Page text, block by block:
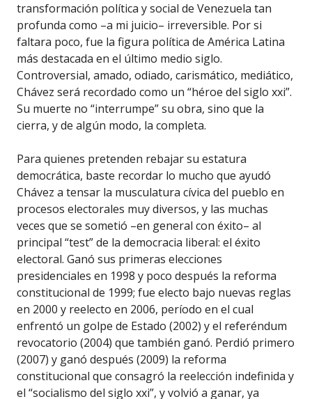
transformación política y social de Venezuela tan
profunda como –a mi juicio– irreversible. Por si
faltara poco, fue la figura política de América Latina
más destacada en el último medio siglo.
Controversial, amado, odiado, carismático, mediático,
Chávez será recordado como un “héroe del siglo xxi”.
Su muerte no “interrumpe” su obra, sino que la
cierra, y de algún modo, la completa.
Para quienes pretenden rebajar su estatura
democrática, baste recordar lo mucho que ayudó
Chávez a tensar la musculatura cívica del pueblo en
procesos electorales muy diversos, y las muchas
veces que se sometió –en general con éxito– al
principal “test” de la democracia liberal: el éxito
electoral. Ganó sus primeras elecciones
presidenciales en 1998 y poco después la reforma
constitucional de 1999; fue electo bajo nuevas reglas
en 2000 y reelecto en 2006, período en el cual
enfrentó un golpe de Estado (2002) y el referéndum
revocatorio (2004) que también ganó. Perdió primero
(2007) y ganó después (2009) la reforma
constitucional que consagró la reelección indefinida y
el “socialismo del siglo xxi”, y volvió a ganar, ya